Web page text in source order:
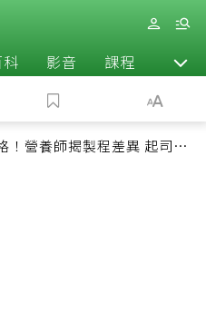
影音 課程 退休
營養師揭製程差異 起司片